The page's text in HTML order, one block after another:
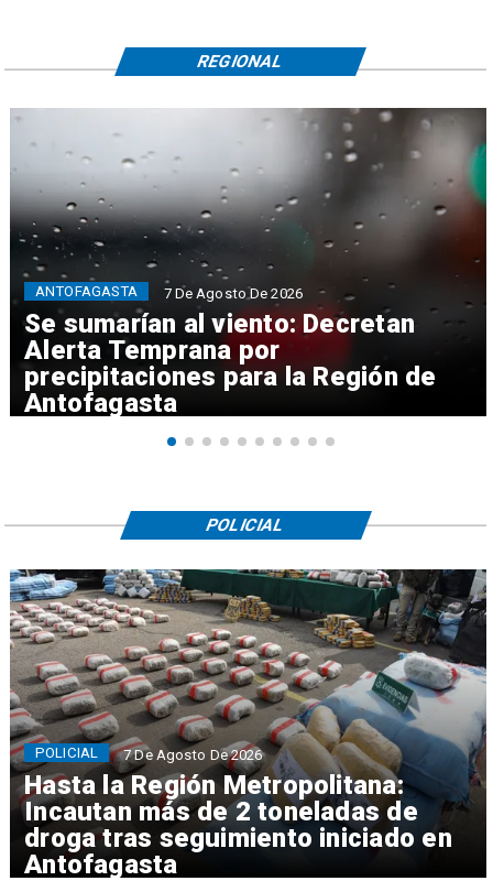
Se sumarían al viento: Decretan
Alerta Temprana por
precipitaciones para la Región de
Antofagasta
ANTOFAGASTA 7 De Agosto De 2026
REGIONAL
Hasta la Región Metropolitana:
Incautan más de 2 toneladas de
droga tras seguimiento iniciado en
Antofagasta
POLICIAL 7 De Agosto De 2026
POLICIAL